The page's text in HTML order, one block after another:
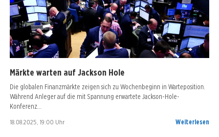
Märkte warten auf Jackson Hole
Die globalen Finanzmärkte zeigen sich zu Wochenbeginn in Warteposition.
Während Anleger auf die mit Spannung erwartete Jackson-Hole-
Konferenz…
18.08.2025, 19:00 Uhr Weiterlesen